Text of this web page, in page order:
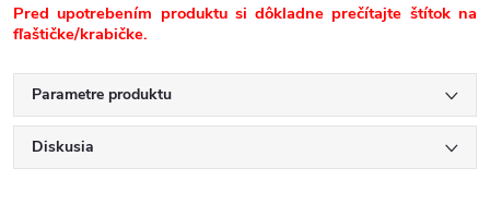
Pred upotrebením produktu si dôkladne prečítajte štítok na
fľaštičke/krabičke.
Parametre produktu
Diskusia